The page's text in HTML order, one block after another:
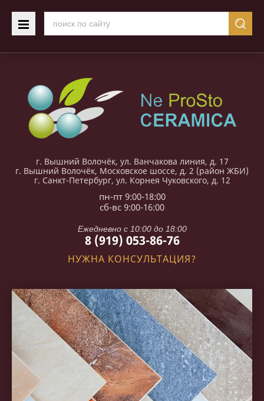
г. Вышний Волочёк, ул. Ванчакова линия, д. 17
г. Вышний Волочёк, Московское шоссе, д. 2 (район ЖБИ)
г. Санкт-Петербург, ул. Корнея Чуковского, д. 12
пн-пт 9:00-18:00
сб-вс 9:00-16:00
Ежедневно с 10:00 до 18:00
8 (919) 053-86-76
НУЖНА КОНСУЛЬТАЦИЯ?